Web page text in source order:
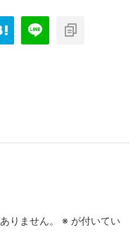
りません。 ※ が付いてい